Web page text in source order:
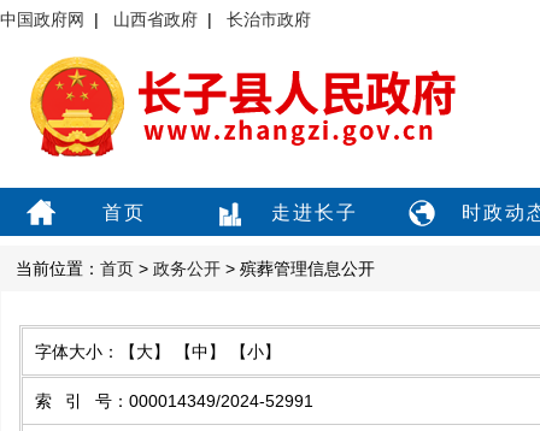
中国政府网 | 山西省政府 | 长治市政府
首页 走进长子 时政动
当前位置： 首页 > 政务公开 > 殡葬管理信息公开
字体大小： 【大】 【中】 【小】
索引号 ： 000014349/2024-52991